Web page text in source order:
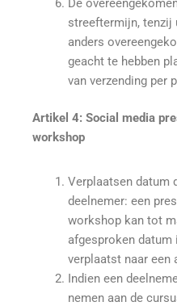
De
streeftermijn,
anders
geacht te hebben
van verzending per
Artikel 4: Social media
workshop
Verplaatsen datum
deelnemer: een
workshop kan tot
afgesproken
verplaatst naar een
Indien een
nemen aan de